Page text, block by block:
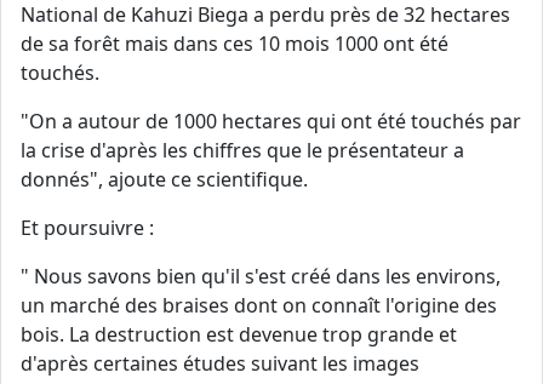
National de Kahuzi Biega a perdu près de 32 hectares
de sa forêt mais dans ces 10 mois 1000 ont été
touchés.
"On a autour de 1000 hectares qui ont été touchés par
la crise d'après les chiffres que le présentateur a
donnés", ajoute ce scientifique.
Et poursuivre :
" Nous savons bien qu'il s'est créé dans les environs,
un marché des braises dont on connaît l'origine des
bois. La destruction est devenue trop grande et
d'après certaines études suivant les images